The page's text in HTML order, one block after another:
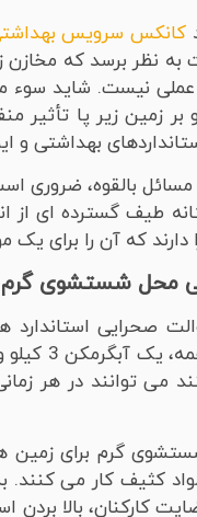
کانکس سرویس
نظر برسد که مخازن
عملی نیست. شاید
بر زمین زیر پا
بهداشتی و
بالقوه، ضروری
طیف گسترده ای از
دارند که آن را برای
محل شستشوی گرم
صحرایی
دستی،
می توانند در هر
گرم برای زمین
کثیف کار می
کارکنان، بالا